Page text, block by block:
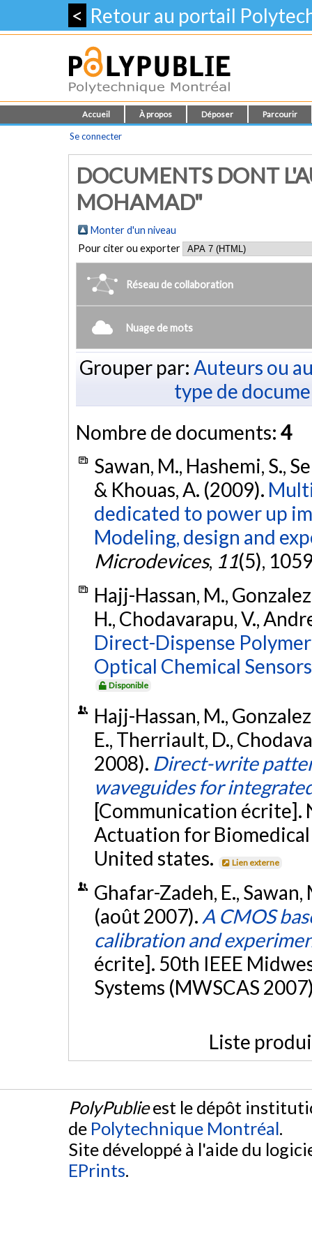
< Retour au portail
Accueil À propos Déposer Parcourir
Se connecter
DOCUMENTS DONT
MOHAMAD"
Monter d'un niveau
Pour citer ou exporter
Réseau de collaboration
Nuage de mots
Grouper par: Auteurs ou
type de
Nombre de documents: 4
Sawan, M., Hashemi, S.,
& Khouas, A. (2009).
dedicated to power up
Modeling, design and
Microdevices, 11(5),
Hajj-Hassan, M.,
H., Chodavarapu, V.,
Direct-Dispense
Optical Chemical
Disponible
Hajj-Hassan, M.,
E., Therriault, D.,
2008). Direct-write
waveguides for
[Communication écrite].
Actuation for Biomedical
United states.
Lien externe
Ghafar-Zadeh, E.,
(août 2007). A CMOS
calibration and
écrite]. 50th IEEE
Systems (MWSCAS
Liste
PolyPublieest le dépôt
de Polytechnique Montréal.
Site développé à l'aide du
EPrints.